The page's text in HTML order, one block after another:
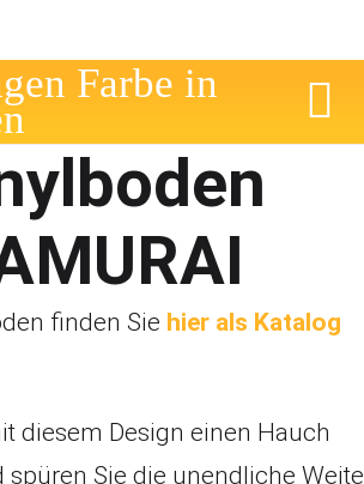
gen Farbe in
n
finden Sie hier als Katalog
diesem Design einen Hauch
spüren Sie die unendliche Weite